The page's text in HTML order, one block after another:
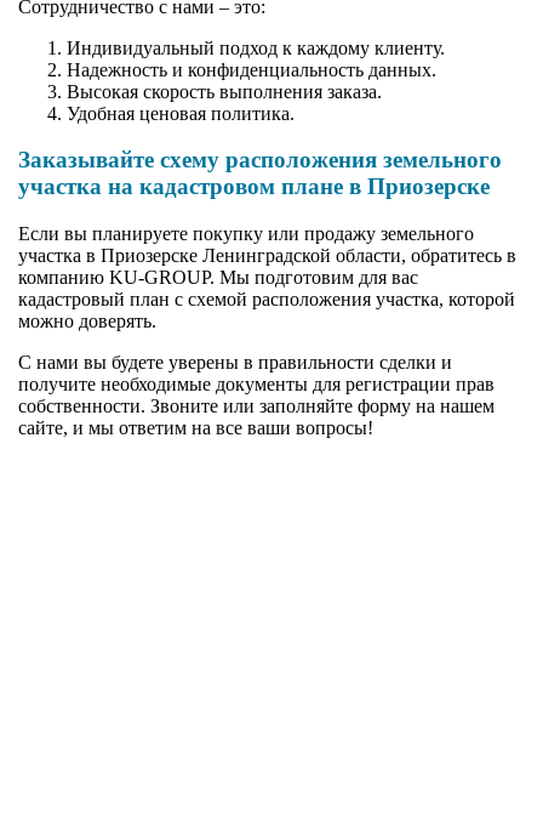
Сотрудничество с нами – это:
Индивидуальный подход к каждому клиенту.
Надежность и конфиденциальность данных.
Высокая скорость выполнения заказа.
Удобная ценовая политика.
Заказывайте схему расположения земельного
участка на кадастровом плане в Приозерске
Если вы планируете покупку или продажу земельного
участка в Приозерске Ленинградской области, обратитесь в
компанию KU-GROUP. Мы подготовим для вас
кадастровый план с схемой расположения участка, которой
можно доверять.
С нами вы будете уверены в правильности сделки и
получите необходимые документы для регистрации прав
собственности. Звоните или заполняйте форму на нашем
сайте, и мы ответим на все ваши вопросы!